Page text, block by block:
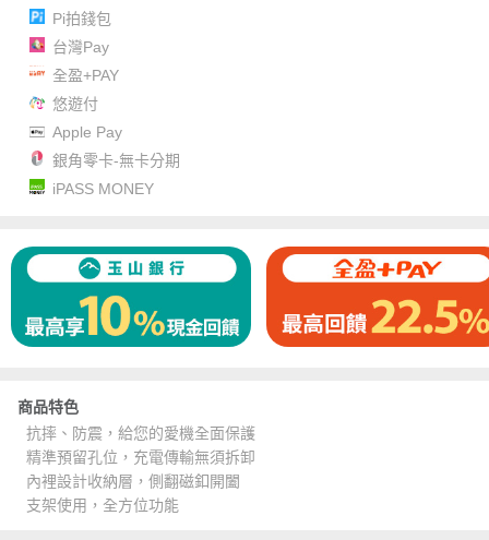
Pi拍錢包
台灣Pay
全盈+PAY
悠遊付
Apple Pay
銀角零卡-無卡分期
iPASS MONEY
商品特色
抗摔、防震，給您的愛機全面保護
精準預留孔位，充電傳輸無須拆卸
內裡設計收納層，側翻磁釦開闔
支架使用，全方位功能